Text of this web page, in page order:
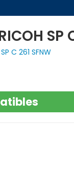
SP
C 261 SFNW